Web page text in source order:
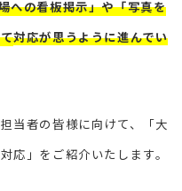
への看板掲示」や「写真を
対応が思うように進んでい
当者の皆様に向けて、
「大
応」をご紹介いたします。